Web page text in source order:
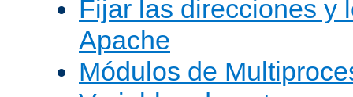
Fijar las direcciones y
Apache
Módulos de